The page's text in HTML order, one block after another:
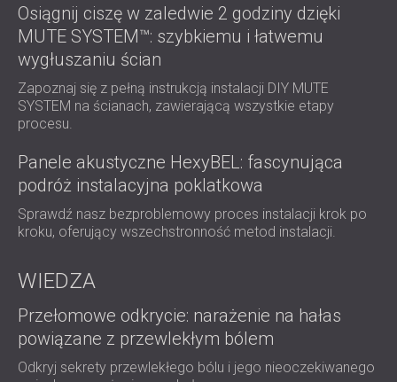
Osiągnij ciszę w zaledwie 2 godziny dzięki
MUTE SYSTEM™: szybkiemu i łatwemu
wygłuszaniu ścian
Zapoznaj się z pełną instrukcją instalacji DIY MUTE
SYSTEM na ścianach, zawierającą wszystkie etapy
procesu.
Panele akustyczne HexyBEL: fascynująca
podróż instalacyjna poklatkowa
Sprawdź nasz bezproblemowy proces instalacji krok po
kroku, oferujący wszechstronność metod instalacji.
WIEDZA
Przełomowe odkrycie: narażenie na hałas
powiązane z przewlekłym bólem
Odkryj sekrety przewlekłego bólu i jego nieoczekiwanego